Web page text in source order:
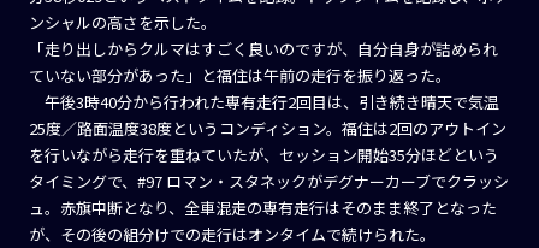
ンシャルの高さを示した。
「走り出しからクルマはすごく良いのですが、自分自身が詰められ
ていない部分があった」と福住は午前の走行を振り返った。
午後3時40分から行われた専有走行2回目は、引き続き晴天で気温
25度／路面温度38度というコンディション。福住は2回のアウトイン
を行いながら走行を重ねていたが、セッション開始35分ほどという
タイミングで、#97 ロマン・スタネックがデグナーカーブでクラッシ
ュ。赤旗中断となり、全車混走の専有走行はそのまま終了となった
が、その後の組分けでの走行はオンタイムで続けられた。